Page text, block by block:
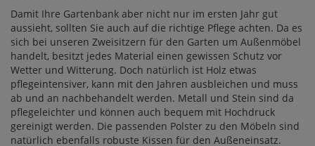
Damit Ihre Gartenbank aber nicht nur im ersten Jahr gut
aussieht, sollten Sie auch auf die richtige Pflege achten. Da es
sich bei unseren Zweisitzern für den Garten um Außenmöbel
handelt, besitzt jedes Material einen gewissen Schutz vor
Wetter und Witterung. Doch natürlich ist Holz etwas
pflegeintensiver, kann mit den Jahren ausbleichen und muss
ab und an nachbehandelt werden. Metall und Stein sind da
pflegeleichter und können auch bequem mit Hochdruck
gereinigt werden. Die passenden Polster zu den Möbeln sind
natürlich ebenfalls robuste Kissen für den Außeneinsatz.